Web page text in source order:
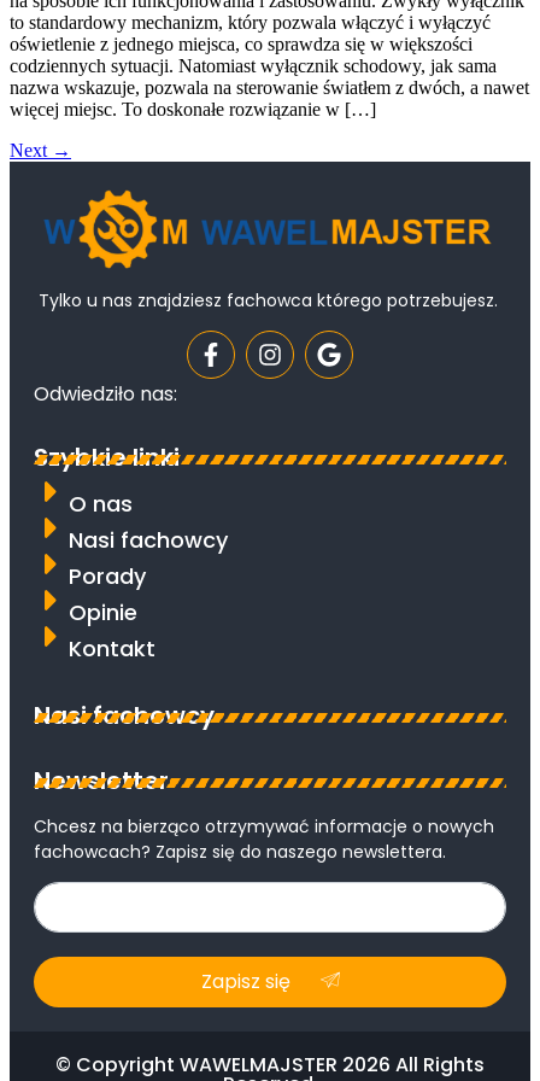
to standardowy mechanizm, który pozwala włączyć i wyłączyć
oświetlenie z jednego miejsca, co sprawdza się w większości
codziennych sytuacji. Natomiast wyłącznik schodowy, jak sama
nazwa wskazuje, pozwala na sterowanie światłem z dwóch, a nawet
więcej miejsc. To doskonałe rozwiązanie w […]
Next →
Tylko u nas znajdziesz fachowca którego potrzebujesz.
Odwiedziło nas:
Szybkie linki
O nas
Nasi fachowcy
Porady
Opinie
Kontakt
Nasi fachowcy
Newsletter
Chcesz na bierząco otrzymywać informacje o nowych
fachowcach? Zapisz się do naszego newslettera.
Zapisz się
© Copyright WAWELMAJSTER 2026 All Rights